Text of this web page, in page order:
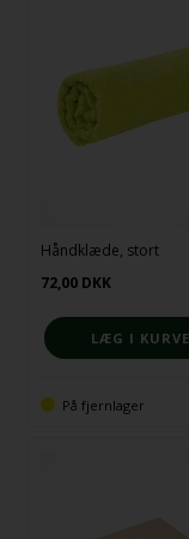
Håndklæde, stort
72,00 DKK
På fjernlager